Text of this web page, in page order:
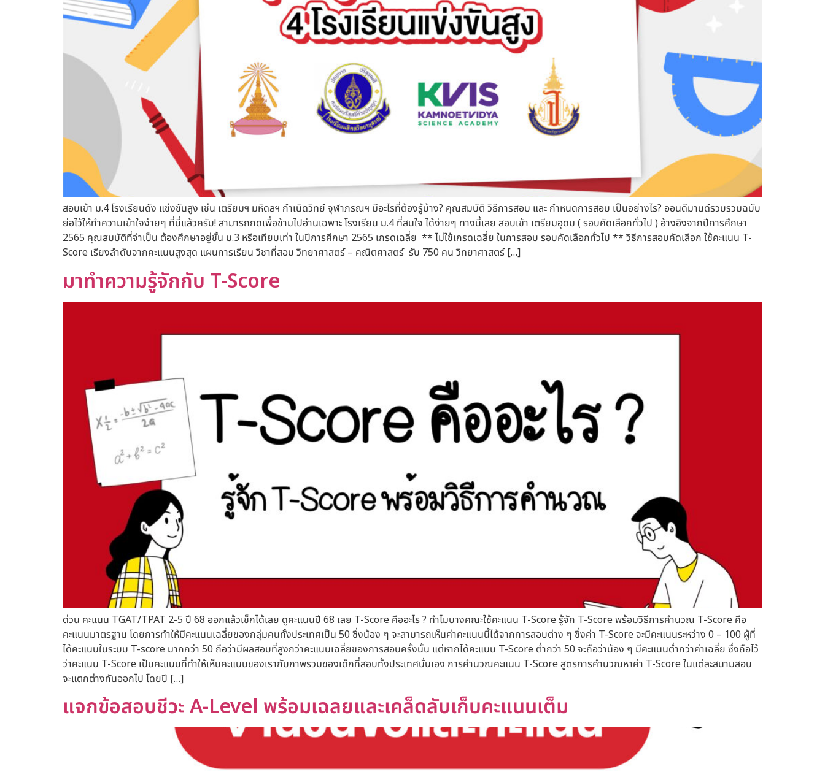
สอบเข้า ม.4 โรงเรียนดัง แข่งขันสูง เช่น เตรียมฯ มหิดลฯ กำเนิดวิทย์ จุฬาภรณฯ มีอะไรที่ต้องรู้บ้าง? คุณสมบัติ วิธีการสอบ และ กำหนดการสอบ เป็นอย่างไร? ออนดีมานด์รวบรวมฉบับ
ย่อไว้ให้ทำความเข้าใจง่ายๆ ที่นี่แล้วครับ! สามารถกดเพื่อข้ามไปอ่านเฉพาะ โรงเรียน ม.4 ที่สนใจ ได้ง่ายๆ ทางนี้เลย สอบเข้า เตรียมอุดม ( รอบคัดเลือกทั่วไป ) อ้างอิงจากปีการศึกษา
2565 คุณสมบัติที่จำเป็น ต้องศึกษาอยู่ชั้น ม.3 หรือเทียบเท่า ในปีการศึกษา 2565 เกรดเฉลี่ย ** ไม่ใช้เกรดเฉลี่ย ในการสอบ รอบคัดเลือกทั่วไป ** วิธีการสอบคัดเลือก ใช้คะแนน T-
Score เรียงลำดับจากคะแนนสูงสุด แผนการเรียน วิชาที่สอบ วิทยาศาสตร์ – คณิตศาสตร์ รับ 750 คน วิทยาศาสตร์ […]
มาทำความรู้จักกับ T-Score
ด่วน คะแนน TGAT/TPAT 2-5 ปี 68 ออกแล้วเช็กได้เลย ดูคะแนนปี 68 เลย T-Score คืออะไร ? ทำไมบางคณะใช้คะแนน T-Score รู้จัก T-Score พร้อมวิธีการคำนวณ T-Score คือ
คะแนนมาตรฐาน โดยการทำให้มีคะแนนเฉลี่ยของกลุ่มคนทั้งประเทศเป็น 50 ซึ่งน้อง ๆ จะสามารถเห็นค่าคะแนนนี้ได้จากการสอบต่าง ๆ ซึ่งค่า T-Score จะมีคะแนนระหว่าง 0 – 100 ผู้ที่
ได้คะแนนในระบบ T-score มากกว่า 50 ถือว่ามีผลสอบที่สูงกว่าคะแนนเฉลี่ยของการสอบครั้งนั้น แต่หากได้คะแนน T-Score ต่ำกว่า 50 จะถือว่าน้อง ๆ มีคะแนนต่ำกว่าค่าเฉลี่ย ซึ่งถือไว้
ว่าคะแนน T-Score เป็นคะแนนที่ทำให้เห็นคะแนนของเรากับภาพรวมของเด็กที่สอบทั้งประเทศนั่นเอง การคำนวณคะแนน T-Score สูตรการคำนวณหาค่า T-Score ในแต่ละสนามสอบ
จะแตกต่างกันออกไป โดยปี […]
แจกข้อสอบชีวะ A-Level พร้อมเฉลยและเคล็ดลับเก็บคะแนนเต็ม